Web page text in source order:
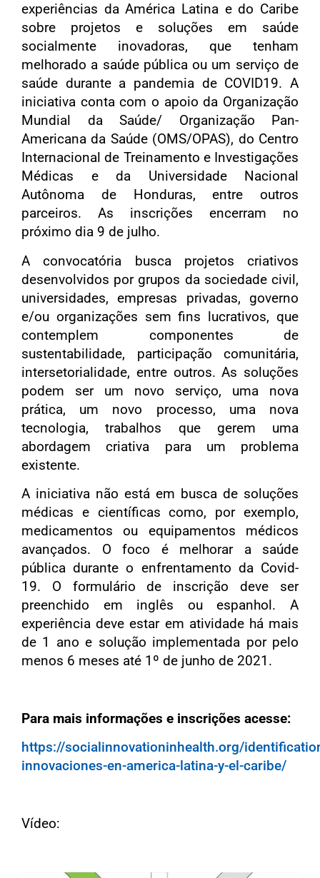
experiências da América Latina e do Caribe
sobre projetos e soluções em saúde
socialmente inovadoras, que tenham
melhorado a saúde pública ou um serviço de
saúde durante a pandemia de COVID19. A
iniciativa conta com o apoio da Organização
Mundial da Saúde/ Organização Pan-
Americana da Saúde (OMS/OPAS), do Centro
Internacional de Treinamento e Investigações
Médicas e da Universidade Nacional
Autônoma de Honduras, entre outros
parceiros. As inscrições encerram no
próximo dia 9 de julho.
A convocatória busca projetos criativos
desenvolvidos por grupos da sociedade civil,
universidades, empresas privadas, governo
e/ou organizações sem fins lucrativos, que
contemplem componentes de
sustentabilidade, participação comunitária,
intersetorialidade, entre outros. As soluções
podem ser um novo serviço, uma nova
prática, um novo processo, uma nova
tecnologia, trabalhos que gerem uma
abordagem criativa para um problema
existente.
A iniciativa não está em busca de soluções
médicas e científicas como, por exemplo,
medicamentos ou equipamentos médicos
avançados. O foco é melhorar a saúde
pública durante o enfrentamento da Covid-
19. O formulário de inscrição deve ser
preenchido em inglês ou espanhol. A
experiência deve estar em atividade há mais
de 1 ano e solução implementada por pelo
menos 6 meses até 1º de junho de 2021.
Para mais informações e inscrições acesse:
https://socialinnovationinhealth.org/
innovaciones-en-america-latina-y-el-caribe/
Vídeo: